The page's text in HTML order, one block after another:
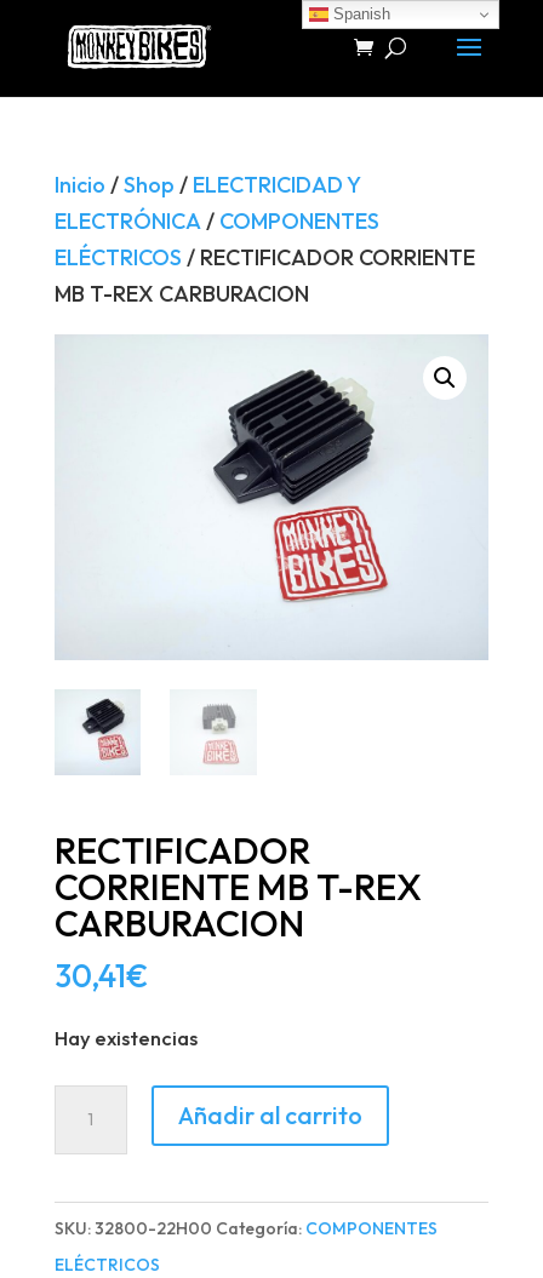
Búsqueda
productos
Inicio /Shop / ELECTRICIDAD Y
ELECTRÓNICA/ COMPONENTES
ELÉCTRICOS / RECTIFICADOR CORRIENTE
MB T-REX CARBURACION
RECTIFICADOR
CORRIENTE MB T-REX
CARBURACION
30,41€
Hay existencias
RECTIFICADOR
CORRIENTE
T-
REX
Añadir al carrito
SKU:32800-22H00 Categoría: COMPONENTES
ELÉCTRICOS
Spanish